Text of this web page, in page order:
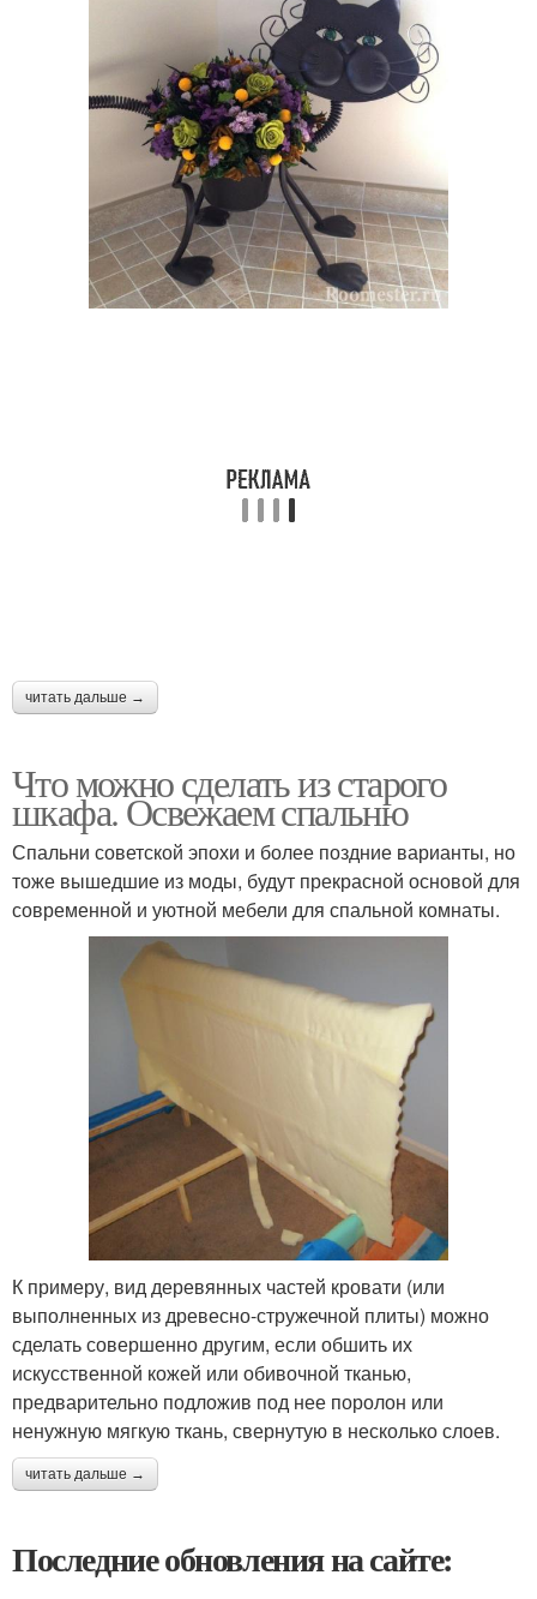
читать дальше →
Что можно сделать из старого
шкафа. Освежаем спальню
Спальни советской эпохи и более поздние варианты, но
тоже вышедшие из моды, будут прекрасной основой для
современной и уютной мебели для спальной комнаты.
К примеру, вид деревянных частей кровати (или
выполненных из древесно-стружечной плиты) можно
сделать совершенно другим, если обшить их
искусственной кожей или обивочной тканью,
предварительно подложив под нее поролон или
ненужную мягкую ткань, свернутую в несколько слоев.
читать дальше →
Последние обновления на сайте: